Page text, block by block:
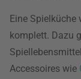
Eine
komplett. Dazu
Accessoires wie